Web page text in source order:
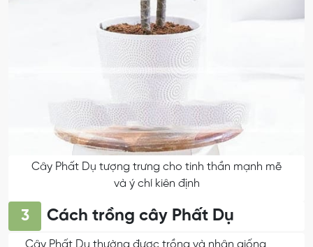
Cây Phất Dụ tượng trưng cho tinh thần mạnh mẽ
và ý chí kiên định
3 Cách trồng cây Phất Dụ
Cây Phất Dụ thường được trồng và nhân giống